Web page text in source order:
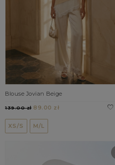
Blouse Jovian Beige
139.00 zł89.00 zł
XS/S M/L